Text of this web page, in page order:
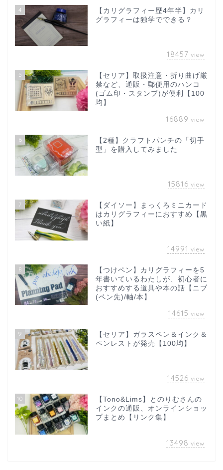
4
【カリグラフィー歴4年半】カリ
グラフィーは独学でできる？
18457 view
5
【セリア】取扱注意・折り曲げ厳
禁など、通販・郵便用のハンコ
(ゴム印・スタンプ)が便利【100
均】
16889 view
6
【2種】クラフトパンチの「切手
型」を購入してみました
15816 view
7
【ダイソー】まっくろミニカード
はカリグラフィーにおすすめ【黒
い紙】
14991 view
8
【つけペン】カリグラフィーを5
年書いているわたしが、初心者に
おすすめする道具や本の話【ニブ
(ペン先)/軸/本】
14615 view
9
【セリア】ガラスペン＆インク＆
ペンレストが発売【100均】
14526 view
10
【Tono&Lims】とのりむさんの
インクの通販、オンラインショッ
プまとめ【リンク集】
13498 view